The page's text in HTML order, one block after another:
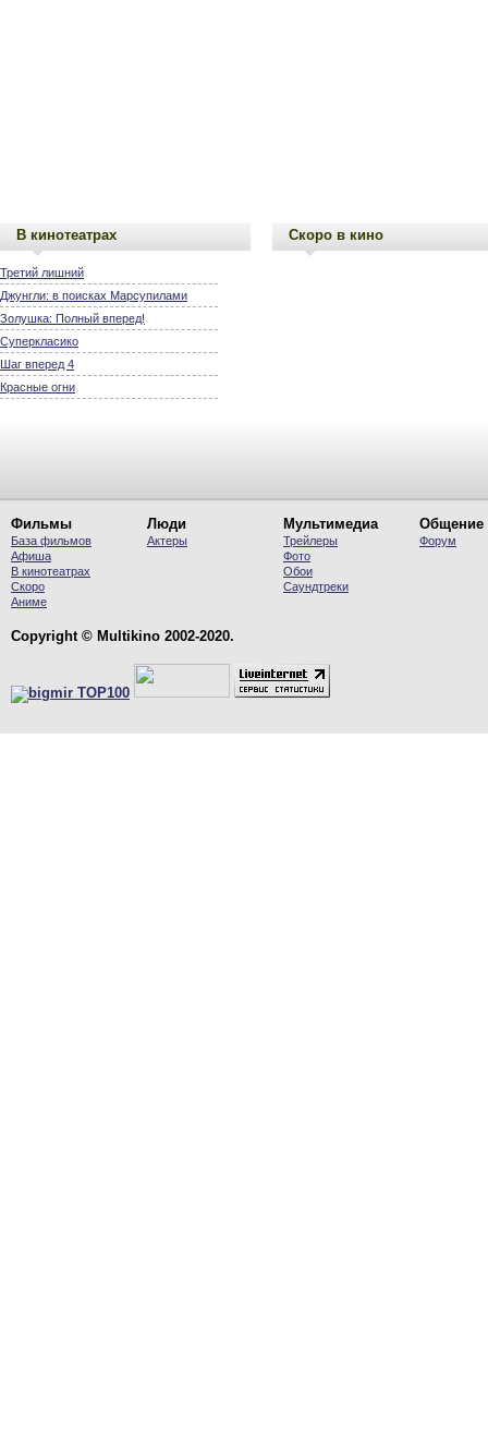
В кинотеатрах
Третий лишний
Джунгли: в поисках Марсупилами
Золушка: Полный вперед!
Суперкласико
Шаг вперед 4
Красные огни
Скоро в кино
Фильмы
База фильмов
Афиша
В кинотеатрах
Скоро
Аниме
Люди
Актеры
Мультимедиа
Трейлеры
Фото
Обои
Саундтреки
Общение
Форум
Copyright © Multikino 2002-2020.